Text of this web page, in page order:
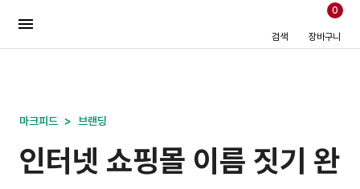
검색 장바구니
0
마크피드 > 브랜딩
인터넷 쇼핑몰 이름 짓기 완